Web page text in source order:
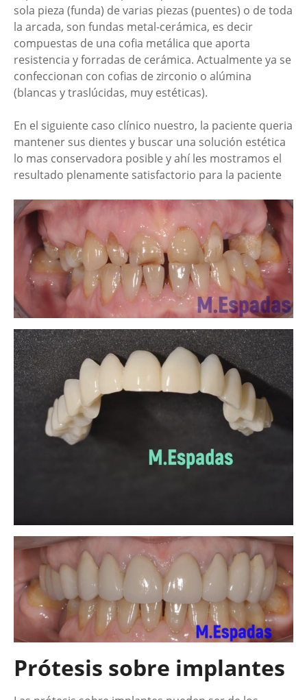
sola pieza (funda) de varias piezas (puentes) o de toda
la arcada, son fundas metal-cerámica, es decir
compuestas de una cofia metálica que aporta
resistencia y forradas de cerámica. Actualmente ya se
confeccionan con cofias de zirconio o alúmina
(blancas y traslúcidas, muy estéticas).
En el siguiente caso clínico nuestro, la paciente queria
mantener sus dientes y buscar una solución estética
lo mas conservadora posible y ahí les mostramos el
resultado plenamente satisfactorio para la paciente
Prótesis sobre implantes